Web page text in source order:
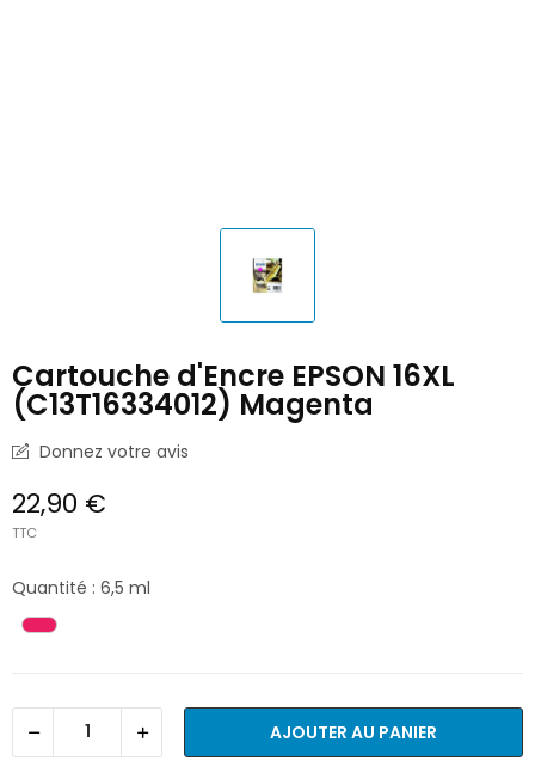
Cartouche d'Encre EPSON 16XL
(C13T16334012) Magenta
Donnez votre avis
22,90 €
TTC
Quantité : 6,5 ml
AJOUTER AU PANIER